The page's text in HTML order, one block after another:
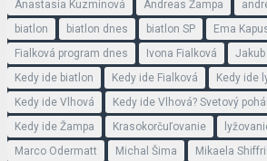
Anastasia Kuzminová
Andreas Žampa
biatlon
biatlon dnes biatlon SP
Ema
Fialková program dnes
Ivona Fialková
Kedy ide biatlon
Kedy ide Fialková
Kedy ide
Kedy ide Vlhová
Kedy ide Vlhová? Svetový
Kedy ide Žampa
Krasokorčuľovanie
Marco Odermatt
Michal Šima
Mikaela